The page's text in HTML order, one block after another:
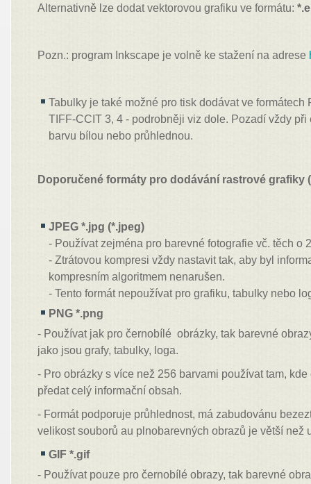
Alternativně lze dodat vektorovou grafiku ve formátu:
Pozn.: program Inkscape je volně ke stažení na adrese
Tabulky je také možné pro tisk dodávat ve formátech
TIFF-CCIT 3, 4 - podrobněji viz dole. Pozadí vždy při
barvu bílou nebo průhlednou.
Doporučené formáty pro dodávání rastrové grafiky
JPEG *.jpg (*.jpeg)
- Používat zejména pro barevné fotografie vč. těch o
- Ztrátovou kompresi vždy nastavit tak, aby byl
kompresním algoritmem nenarušen.
- Tento formát nepoužívat pro grafiku, tabulky nebo
PNG *.png
- Používat jak pro černobílé obrázky, tak barevné
jako jsou grafy, tabulky, loga.
- Pro obrázky s více než 256 barvami používat tam,
předat celý informační obsah.
- Formát podporuje průhlednost, má zabudovánu
velikost souborů au plnobarevných obrazů je větší než
GIF *.gif
- Používat pouze pro černobílé obrazy, tak barevné